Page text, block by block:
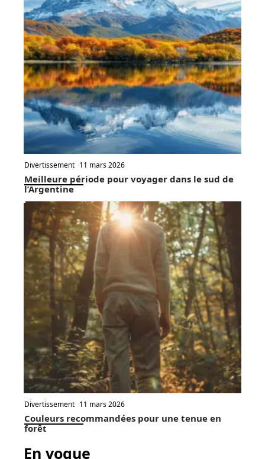
Divertissement 11 mars 2026
Meilleure période pour voyager dans le sud de
l’Argentine
Divertissement 11 mars 2026
Couleurs recommandées pour une tenue en
forêt
En vogue